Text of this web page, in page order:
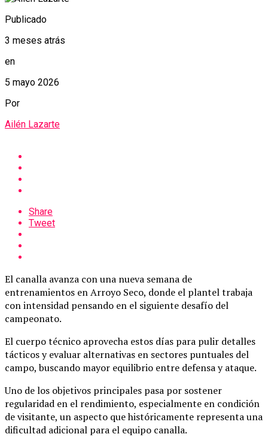
Publicado
3 meses atrás
en
5 mayo 2026
Por
Ailén Lazarte
Share
Tweet
El canalla avanza con una nueva semana de
entrenamientos en Arroyo Seco, donde el plantel trabaja
con intensidad pensando en el siguiente desafío del
campeonato.
El cuerpo técnico aprovecha estos días para pulir detalles
tácticos y evaluar alternativas en sectores puntuales del
campo, buscando mayor equilibrio entre defensa y ataque.
Uno de los objetivos principales pasa por sostener
regularidad en el rendimiento, especialmente en condición
de visitante, un aspecto que históricamente representa una
dificultad adicional para el equipo canalla.